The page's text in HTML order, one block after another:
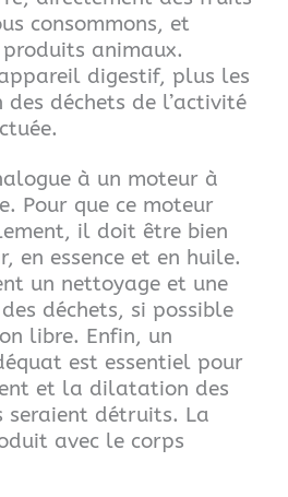
consommons, et
animaux.
digestif, plus les
des déchets de l’activité
à un moteur à
Pour que ce moteur
il doit être bien
en essence et en huile.
un nettoyage et une
déchets, si possible
libre. Enfin, un
est essentiel pour
et la dilatation des
seraient détruits. La
avec le corps